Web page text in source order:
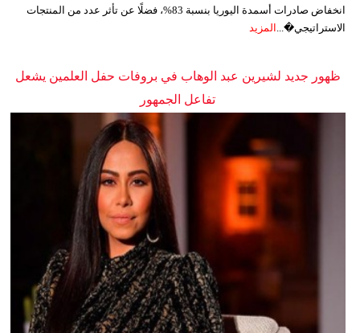
انخفاض صادرات أسمدة اليوريا بنسبة 83%، فضلًا عن تأثر عدد من المنتجات
الاستراتيجي�... المزيد
ظهور جديد لشيرين عبد الوهاب في بروفات حفل العلمين يشعل
تفاعل الجمهور